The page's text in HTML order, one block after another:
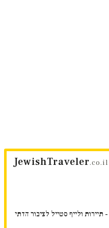
JewishTraveler.co.il
- תיירות ולייף סטייל לציבור הדתי